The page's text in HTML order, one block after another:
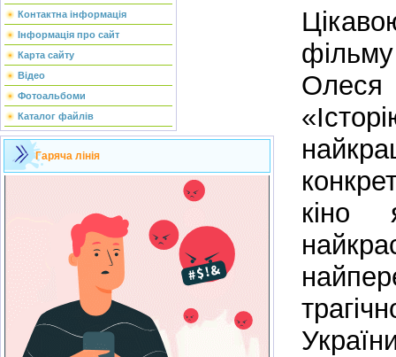
Контактна інформація
Інформація про сайт
Карта сайту
Відео
Фотоальбоми
Каталог файлів
Гаряча лінія